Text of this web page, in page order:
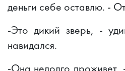
деньги себе оставлю. -
-Это дикий зверь, -
навидался.